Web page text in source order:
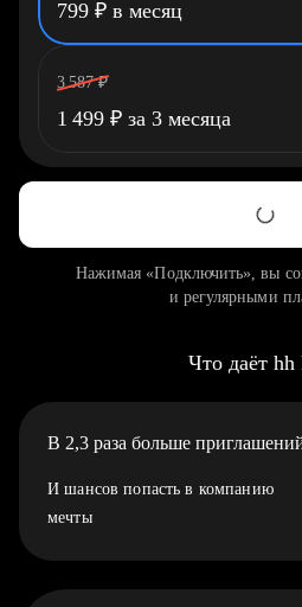
799 ₽ в месяц
3 587 ₽
1 499 ₽ за 3 месяца
Нажимая «Подключить», вы
и регулярными
Что даёт hh
В 2,3 раза больше
И шансов попасть в компанию
мечты